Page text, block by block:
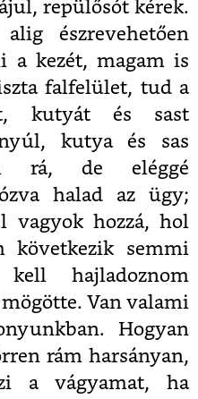
repülősót kérek.
észrevehetően
a kezét, magam is
falfelület, tud a
kutyát és sast
kutya és sas
rá, de eléggé
halad az ügy;
vagyok hozzá, hol
következik semmi
kell hajladoznom
Van valami
Hogyan
rám harsányan,
a vágyamat, ha